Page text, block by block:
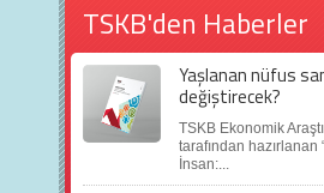
TSKB'den Haberler
Yaşlanan nüfus
değiştirecek?
TSKB Ekonomik
tarafından hazırlanan
İnsan:...